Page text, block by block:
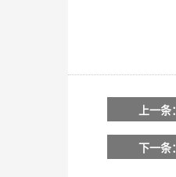
上一条：
下一条：